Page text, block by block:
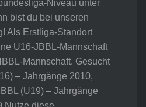
Niveau unter
bist du bei unseren
Als Erstliga-Standort
U16-JBBL-Mannschaft
Mannschaft. Gesucht
– Jahrgänge 2010,
(U19) – Jahrgänge